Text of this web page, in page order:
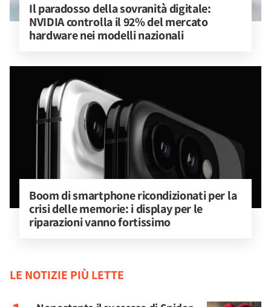
Il paradosso della sovranità digitale:
NVIDIA controlla il 92% del mercato
hardware nei modelli nazionali
Boom di smartphone ricondizionati per la
crisi delle memorie: i display per le
riparazioni vanno fortissimo
LE NOTIZIE PIÙ LETTE